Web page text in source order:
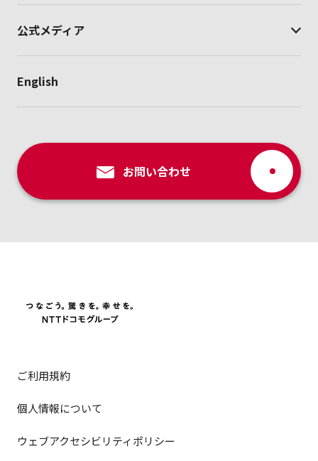
公式メディア
English
お問い合わせ
ご利用規約
個人情報について
ウェブアクセシビリティポリシー